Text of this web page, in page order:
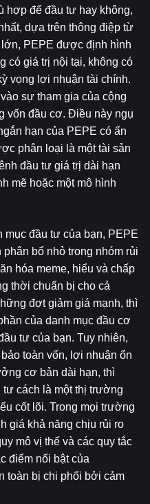
hợp để đầu tư hay không,
dựa trên thông điệp từ
PEPE được định hình
có giá trị nội tại, không có
vọng lợi nhuận tài chính.
sự tham gia của cộng
vốn đầu cơ. Điều này ngụ
hạn của PEPE có ấn
phân loại là một tài sản
đầu tư giá trị dài hạn
mẽ hoặc một mô hình
mục đầu tư của bạn, PEPE
bổ nhỏ trong nhóm rủi
hóa meme, hiểu và chấp
thời chuẩn bị cho cả
đợt giảm giá mạnh, thì
của danh mục đầu cơ
tư của bạn. Tuy nhiên,
toàn vốn, lợi nhuận ổn
cơ bản dài hạn, thì
cách là một thị trường
cốt lõi. Trong mọi trường
giá khả năng chịu rủi ro
mô vị thế và các quy tắc
điểm nổi bật của
toàn bị chi phối bởi cảm